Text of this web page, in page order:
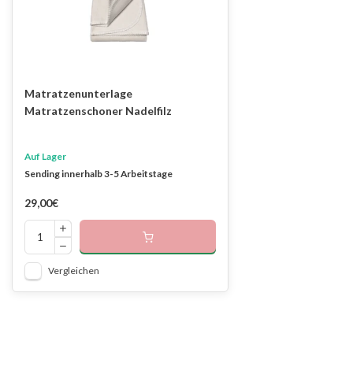
Matratzenunterlage
Matratzenschoner Nadelfilz
Auf Lager
Sending innerhalb 3-5 Arbeitstage
29,00€
Vergleichen